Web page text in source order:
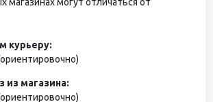
курьеру:
из магазина: